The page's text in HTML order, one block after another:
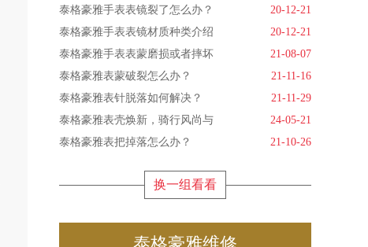
泰格豪雅手表表镜裂了怎么办？
20-12-21
泰格豪雅手表表镜材质种类介绍
20-12-21
泰格豪雅手表表蒙磨损或者摔坏
21-08-07
泰格豪雅表蒙破裂怎么办？
21-11-16
泰格豪雅表针脱落如何解决？
21-11-29
泰格豪雅表壳焕新，骑行风尚与
24-05-21
泰格豪雅表把掉落怎么办？
21-10-26
换一组看看